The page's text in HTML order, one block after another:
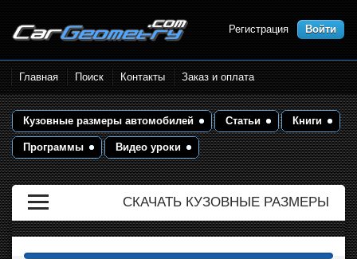
Размеры кузова автомобилей.
Контрольные точки и кузовные
размеры. Геометрия кузова
Регистрация Войти
Главная Поиск Контакты Заказ и оплата
Кузовные размеры автомобилей Статьи Книги
Программы Видео уроки
СКАЧАТЬ КУЗОВНЫЕ РАЗМЕРЫ